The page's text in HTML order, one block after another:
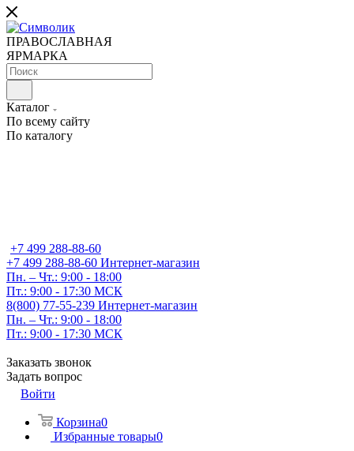
ПРАВОСЛАВНАЯ
ЯРМАРКА
Каталог
По всему сайту
По каталогу
+7 499 288-88-60
+7 499 288-88-60 Интернет-магазин
Пн. – Чт.: 9:00 - 18:00
Пт.: 9:00 - 17:30 МСК
8(800) 77-55-239 Интернет-магазин
Пн. – Чт.: 9:00 - 18:00
Пт.: 9:00 - 17:30 МСК
Заказать звонок
Задать вопрос
Войти
Корзина0
Избранные товары0